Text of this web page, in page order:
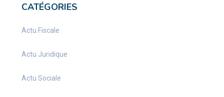
CATÉGORIES
Actu Fiscale
Actu Juridique
Actu Sociale